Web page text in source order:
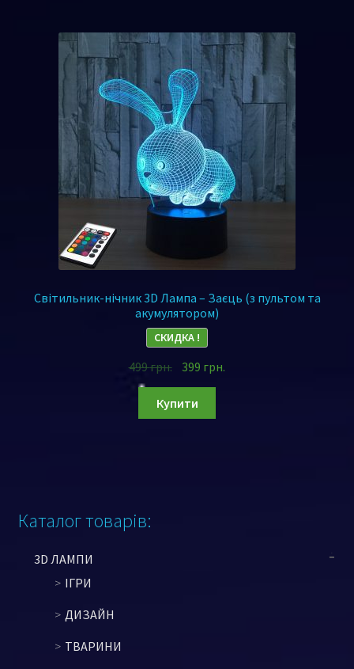
Світильник-нічник 3D Лампа – Заєць (з пультом та
акумулятором)
СКИДКА !
499грн. 399 грн.
Купити
Каталог товарів:
3D ЛАМПИ
ІГРИ
ДИЗАЙН
ТВАРИНИ